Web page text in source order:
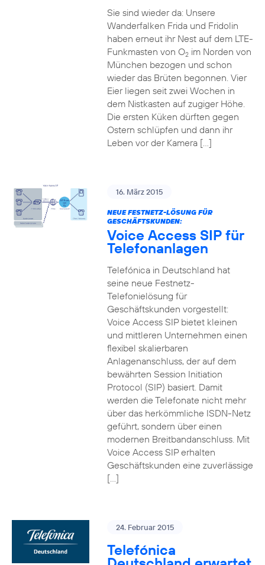
Sie sind wieder da: Unsere
Wanderfalken Frida und Fridolin
haben erneut ihr Nest auf dem LTE-
Funkmasten von O2im Norden von
München bezogen und schon
wieder das Brüten begonnen. Vier
Eier liegen seit zwei Wochen in
dem Nistkasten auf zugiger Höhe.
Die ersten Küken dürften gegen
Ostern schlüpfen und dann ihr
Leben vor der Kamera […]
16. März 2015
NEUE FESTNETZ-LÖSUNG FÜR
GESCHÄFTSKUNDEN:
Voice Access SIP für
Telefonanlagen
Telefónica in Deutschland hat
seine neue Festnetz-
Telefonielösung für
Geschäftskunden vorgestellt:
Voice Access SIP bietet kleinen
und mittleren Unternehmen einen
flexibel skalierbaren
Anlagenanschluss, der auf dem
bewährten Session Initiation
Protocol (SIP) basiert. Damit
werden die Telefonate nicht mehr
über das herkömmliche ISDN-Netz
geführt, sondern über einen
modernen Breitbandanschluss. Mit
Voice Access SIP erhalten
Geschäftskunden eine zuverlässige
[…]
24. Februar 2015
Telefónica